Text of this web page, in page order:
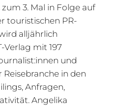
3. Mal in Folge auf
touristischen PR-
alljährlich
Verlag mit197
und
Reisebranche in den
Anfragen,
Angelika